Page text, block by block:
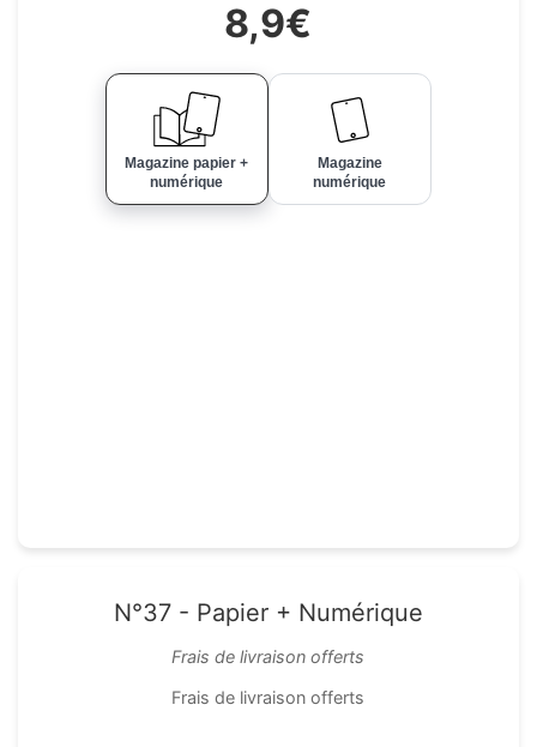
8,9€
Magazine papier +
numérique
Magazine
numérique
N°37 - Papier + Numérique
Frais de livraison offerts
Frais de livraison offerts